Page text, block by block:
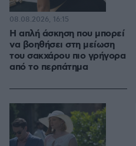
Η απλή άσκηση που μπορεί
να βοηθήσει στη μείωση
του σακχάρου πιο γρήγορα
από το περπάτημα
08.08.2026, 16:15